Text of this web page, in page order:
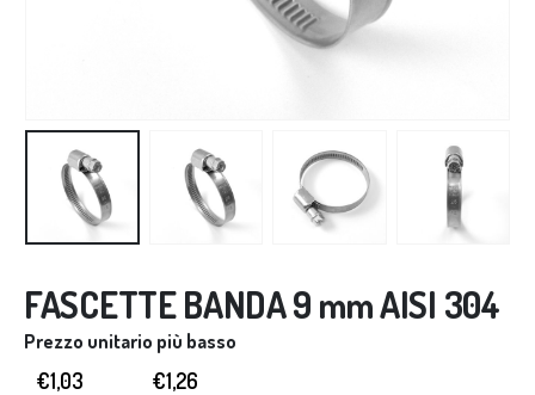
FASCETTE BANDA 9 mm AISI 304
Prezzo unitario più basso
€1,03 €1,26